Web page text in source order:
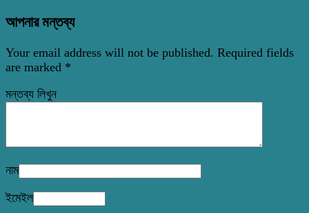
আপনার মন্তব্য
Your email address will not be published. Required fields
are marked *
মন্তব্য লিখুন
নাম
ইমেইল